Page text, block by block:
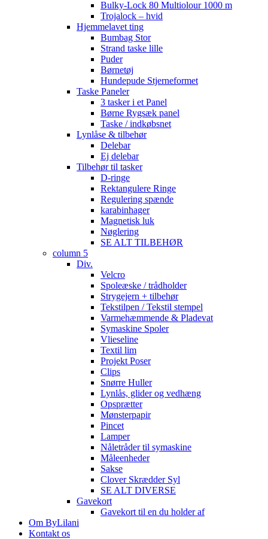
Bulky-Lock 80 Multiolour 1000 m
Trojalock – hvid
Hjemmelavet ting
Bumbag Stor
Strand taske lille
Puder
Børnetøj
Hundepude Stjerneformet
Taske Paneler
3 tasker i et Panel
Børne Rygsæk panel
Taske / indkøbsnet
Lynlåse & tilbehør
Delebar
Ej delebar
Tilbehør til tasker
D-ringe
Rektangulere Ringe
Regulering spænde
karabinhager
Magnetisk luk
Nøglering
SE ALT TILBEHØR
column 5
Div.
Velcro
Spoleæske / trådholder
Strygejern + tilbehør
Tekstilpen / Tekstil stempel
Varmehæmmende & Pladevat
Symaskine Spoler
Vlieseline
Textil lim
Projekt Poser
Clips
Snørre Huller
Lynlås, glider og vedhæng
Opsprætter
Mønsterpapir
Pincet
Lamper
Nåletråder til symaskine
Måleenheder
Sakse
Clover Skrædder Syl
SE ALT DIVERSE
Gavekort
Gavekort til en du holder af
Om ByLilani
Kontakt os